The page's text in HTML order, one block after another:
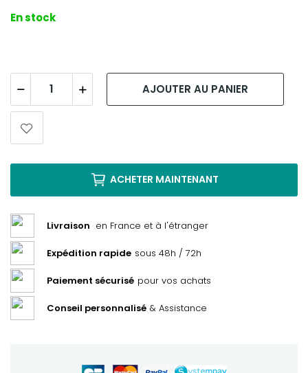
En stock
AJOUTER AU PANIER
ACHETER MAINTENANT
Livraison en France et à l'étranger
Expédition rapide sous 48h / 72h
Paiement sécurisé pour vos achats
Conseil personnalisé & Assistance